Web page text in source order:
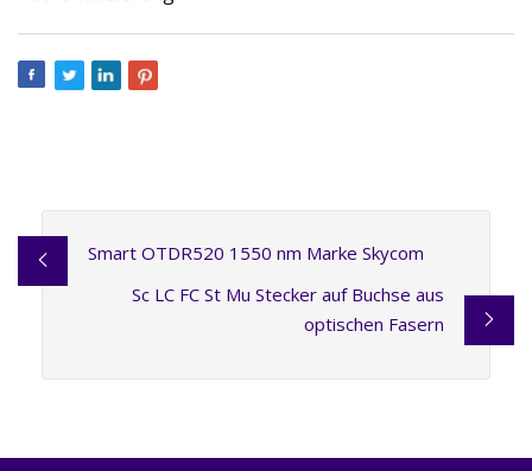
Smart OTDR520 1550 nm Marke Skycom
Sc LC FC St Mu Stecker auf Buchse aus
optischen Fasern